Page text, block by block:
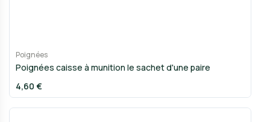
Poignées
Poignées caisse à munition le sachet d'une paire
4,60 €